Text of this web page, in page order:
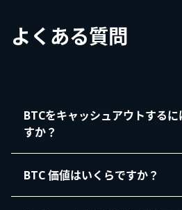
よくある質問
BTCをキャッシュアウトする
すか？
BTC 価値はいくらですか？